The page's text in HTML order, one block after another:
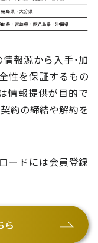
報源から入手・加
性を保証するもの
情報提供が目的で
約の締結や解約を
ードには会員登録
ら